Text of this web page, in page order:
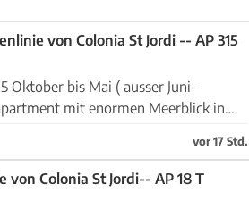
von Colonia St Jordi -- AP 315
Oktober bis Mai ( ausser Juni-
vor 17 Std.
von Colonia St Jordi-- AP 18 T